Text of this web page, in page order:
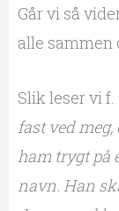
Går vi så
alle sammen
Slik leser vi f.
fast ved
ham trygt på
navn. Han